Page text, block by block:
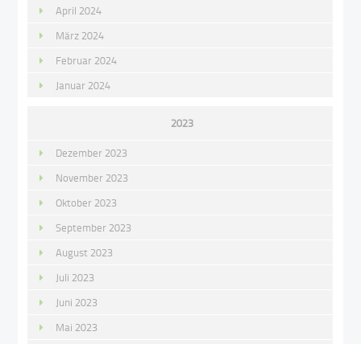
April 2024
März 2024
Februar 2024
Januar 2024
2023
Dezember 2023
November 2023
Oktober 2023
September 2023
August 2023
Juli 2023
Juni 2023
Mai 2023